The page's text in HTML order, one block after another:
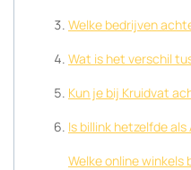
Welke bedrijven
Wat is het verschil
Kun je bij Kruidvat
Is billink hetzelfde
Welke online